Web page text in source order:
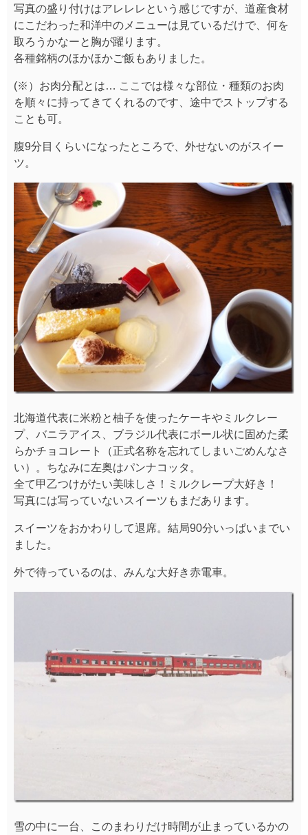
写真の盛り付けはアレレレという感じですが、道産食材
にこだわった和洋中のメニューは見ているだけで、何を
取ろうかなーと胸が躍ります。
各種銘柄のほかほかご飯もありました。
(※）お肉分配とは… ここでは様々な部位・種類のお肉
を順々に持ってきてくれるのです、途中でストップする
ことも可。
腹9分目くらいになったところで、外せないのがスイー
ツ。
北海道代表に米粉と柚子を使ったケーキやミルクレー
プ、バニラアイス、ブラジル代表にボール状に固めた柔
らかチョコレート（正式名称を忘れてしまいごめんなさ
い）。ちなみに左奥はパンナコッタ。
全て甲乙つけがたい美味しさ！ミルクレープ大好き！
写真には写っていないスイーツもまだあります。
スイーツをおかわりして退席。結局90分いっぱいまでい
ました。
外で待っているのは、みんな大好き赤電車。
雪の中に一台、このまわりだけ時間が止まっているかの